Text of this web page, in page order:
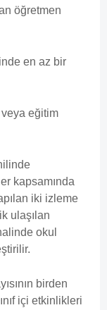
öğretmen
en az bir
veya eğitim
kapsamında
iki izleme
ulaşılan
okul
birden
içi etkinlikleri